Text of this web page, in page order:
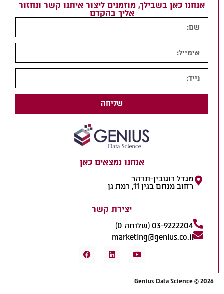
אנחנו נמצאים כאן
מגדל רוגובין-תדהר
רחוב מנחם בגין 11, רמת גן
יצירת קשר
03-9222204 (שלוחה 0)
marketing@genius.co.il
אנחנו כאן בשבילך, מוזמנים ליצור איתנו קשר ונחזור
אליך בהקדם
שליחה
Genius Data Science © 2026